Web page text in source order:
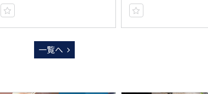
一覧へ